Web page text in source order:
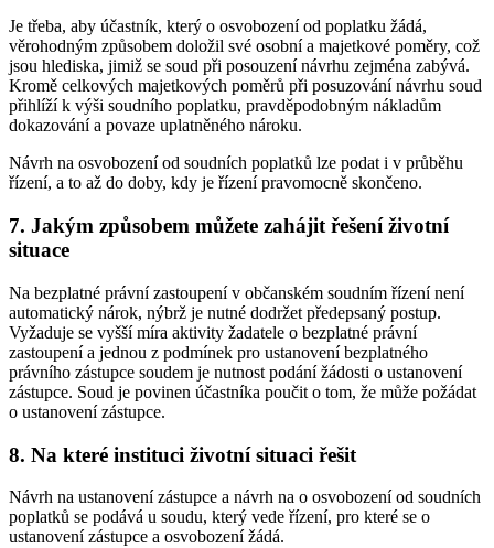
Je třeba, aby účastník, který o osvobození od poplatku žádá,
věrohodným způsobem doložil své osobní a majetkové poměry, což
jsou hlediska, jimiž se soud při posouzení návrhu zejména zabývá.
Kromě celkových majetkových poměrů při posuzování návrhu soud
přihlíží k výši soudního poplatku, pravděpodobným nákladům
dokazování a povaze uplatněného nároku.
Návrh na osvobození od soudních poplatků lze podat i v průběhu
řízení, a to až do doby, kdy je řízení pravomocně skončeno.
7. Jakým způsobem můžete zahájit řešení životní
situace
Na bezplatné právní zastoupení v občanském soudním řízení není
automatický nárok, nýbrž je nutné dodržet předepsaný postup.
Vyžaduje se vyšší míra aktivity žadatele o bezplatné právní
zastoupení a jednou z podmínek pro ustanovení bezplatného
právního zástupce soudem je nutnost podání žádosti o ustanovení
zástupce. Soud je povinen účastníka poučit o tom, že může požádat
o ustanovení zástupce.
8. Na které instituci životní situaci řešit
Návrh na ustanovení zástupce a návrh na o osvobození od soudních
poplatků se podává u soudu, který vede řízení, pro které se o
ustanovení zástupce a osvobození žádá.